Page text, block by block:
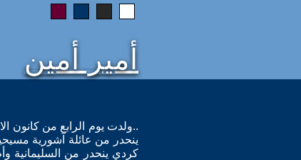
أمير أمين
كردي ينحدر من السليمانية